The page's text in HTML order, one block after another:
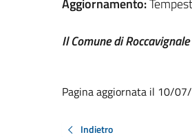
Aggiornamento:
Il Comune di
Pagina aggiornata il 10/
Indietro